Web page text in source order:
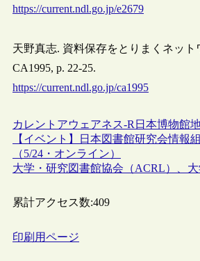
https://current.ndl.go.jp/e2679
天野真志. 資料保存をとりまくネッ
CA1995, p. 22-25.
https://current.ndl.go.jp/ca1995
カレントアウェアネス-R 日本博物館
【イベント】日本図書館研究会情報
（5/24・オンライン）
大学・研究図書館協会（ACRL）、
累計アクセス数:409
印刷用ページ